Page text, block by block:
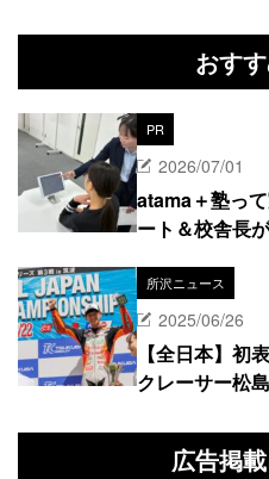
おす
PR
2026/07/01
atama＋塾っ
ート＆校舎長
所沢ニュース
2025/06/26
【全日本】初
クレーサー松
広告掲